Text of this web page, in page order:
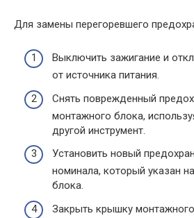
Для замены перегоревшего
Выключить зажигание и
от источника питания.
Снять поврежденный
монтажного блока,
другой инструмент.
Установить новый
номинала, который указан
блока.
Закрыть крышку